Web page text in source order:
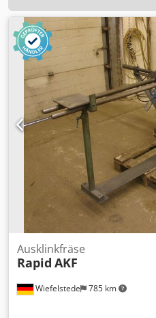
Wiefelstede 785 km
Ausklinkfräse
Rapid AKF